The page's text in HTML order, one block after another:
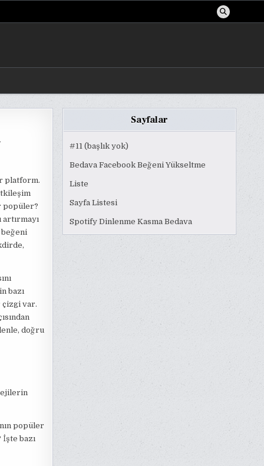
platform.
popüler?
artırmayı
bazı
çizgi var.
doğru
popüler
bazı
Sayfalar
#11 (başlık yok)
Bedava Facebook Beğeni Yükseltme
Liste
Sayfa Listesi
Spotify Dinlenme Kasma Bedava